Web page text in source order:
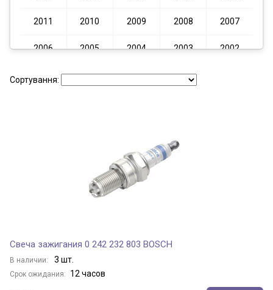
2011 2010 2009 2008 2007
2006 2005 2004 2003 2002
2000 1999 1998
Сортування:
Свеча зажигания 0 242 232 803 BOSCH
В наличии: 3 шт.
Срок ожидания: 12 часов